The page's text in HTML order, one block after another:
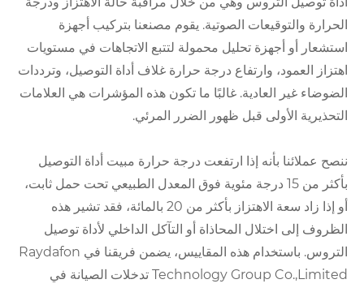
الحرارة والتوقيعات الصوتية. يقوم مصنعنا بتركيب أجهزة
استشعار أو أجهزة تحليل محمولة لتتبع الاتجاهات في مستويات
اهتزاز العمود، وارتفاع درجة حرارة غلاف أداة التوصيل، وترددات
الضوضاء غير العادية. غالبًا ما تكون هذه المؤشرات هي العلامات
التحذيرية الأولى قبل ظهور الضرر المرئي.
ننصح عملائنا بأنه إذا ارتفعت درجة حرارة مبيت أداة التوصيل
بأكثر من 15 درجة مئوية فوق المعدل الطبيعي تحت حمل ثابت،
أو إذا زاد سعة الاهتزاز بأكثر من 20 بالمائة، فقد تشير هذه
الظروف إلى اختلال المحاذاة أو التآكل الداخلي لأداة توصيل
التروس. باستخدام هذه المقاييس، يضمن فريقنا في Raydafon
Technology Group Co.,Limited تدخلات الصيانة في